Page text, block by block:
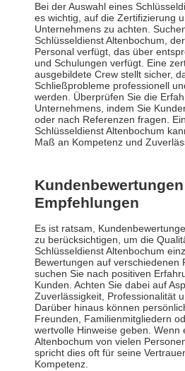
Bei der Auswahl eines
es wichtig, auf die Zertifizierung
Unternehmens zu achten.
Schlüsseldienst Altenbochum,
Personal verfügt, das über
und Schulungen verfügt. Eine
ausgebildete Crew stellt sicher,
Schließprobleme professionell
werden. Überprüfen Sie die
Unternehmens, indem Sie
oder nach Referenzen fragen.
Schlüsseldienst Altenbochum
Maß an Kompetenz und
Empfehlungen
Es ist ratsam,
zu berücksichtigen, um die
Schlüsseldienst Altenbochum
Bewertungen auf verschiedenen
suchen Sie nach positiven
Kunden. Achten Sie dabei auf
Zuverlässigkeit, Professionalität
Darüber hinaus können
Freunden, Familienmitgliedern
wertvolle Hinweise geben. Wenn
Altenbochum von vielen
spricht dies oft für seine
Kompetenz.